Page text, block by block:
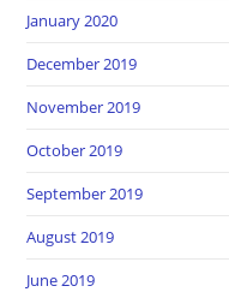
January 2020
December 2019
November 2019
October 2019
September 2019
August 2019
June 2019